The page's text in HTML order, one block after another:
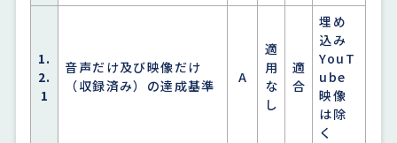
1.
2.
1
音声だけ及び映像だけ
（収録済み）の達成基準
A
適
用
な
し
適
合
埋め
込み
YouT
ube
映像
は除
く